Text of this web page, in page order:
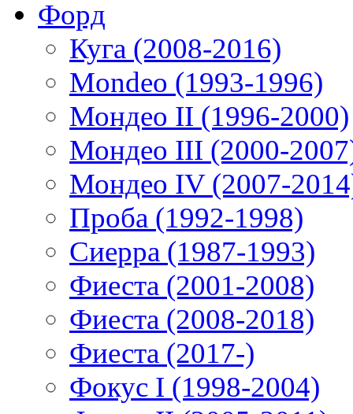
Форд
Куга (2008-2016)
Mondeo (1993-1996)
Мондео II (1996-2000)
Мондео III (2000-
Мондео IV (2007-
Проба (1992-1998)
Сиерра (1987-1993)
Фиеста (2001-2008)
Фиеста (2008-2018)
Фиеста (2017-)
Фокус I (1998-2004)